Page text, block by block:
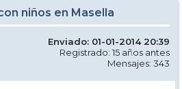
niños en Masella
Enviado: 01-01-2014 20:39
Registrado: 15 años antes
Mensajes: 343